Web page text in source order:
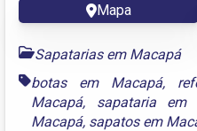
Mapa
Sapatarias em Macapá
botas em Macapá,
Macapá, sapataria em
Macapá, sapatos em